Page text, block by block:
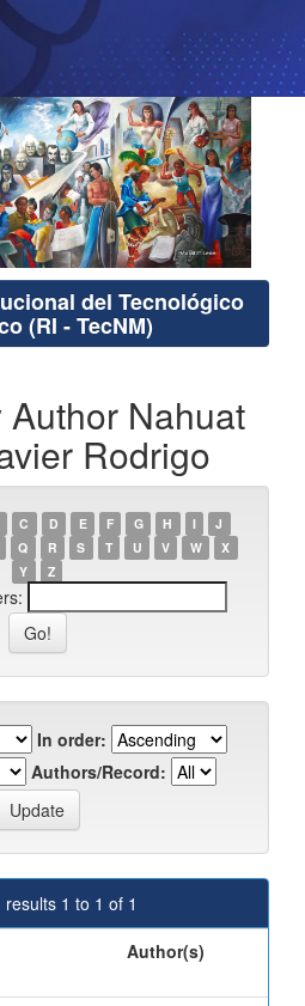
del Tecnológico
(RI - TecNM)
Nahuat
Rodrigo
C D E F G H I
J
Q R S T U V W
X
Y
Z
In order:
Authors/Record:
results 1 to 1 of 1
Author(s)